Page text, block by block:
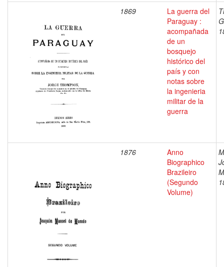
1869
La guerra del
Paraguay :
acompañada
de un
bosquejo
histórico del
país y con
notas sobre
la ingenieria
militar de la
guerra
1876
Anno
Biographico
Brazileiro
(Segundo
Volume)